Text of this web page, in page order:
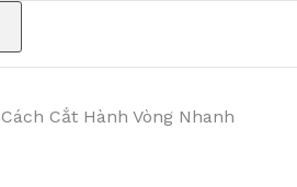
Cách Cắt Hành Vòng Nhanh